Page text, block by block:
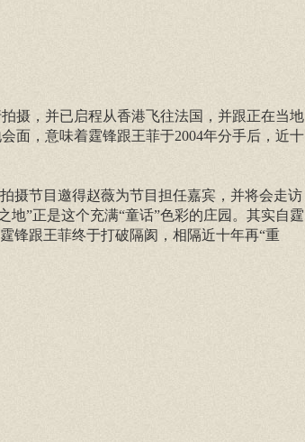
摄，并已启程从香港飞往法国，并跟正在当地
面，意味着霆锋跟王菲于2004年分手后，近十
摄节目邀得赵薇为节目担任嘉宾，并将会走访
地”正是这个充满“童话”色彩的庄园。其实自霆
锋跟王菲终于打破隔阂，相隔近十年再“重